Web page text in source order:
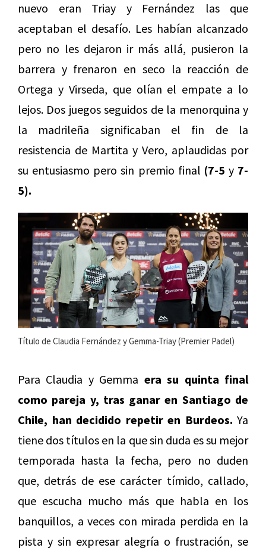
nuevo eran Triay y Fernández las que
aceptaban el desafío. Les habían alcanzado
pero no les dejaron ir más allá, pusieron la
barrera y frenaron en seco la reacción de
Ortega y Virseda, que olían el empate a lo
lejos. Dos juegos seguidos de la menorquina y
la madrileña significaban el fin de la
resistencia de Martita y Vero, aplaudidas por
su entusiasmo pero sin premio final (7-5 y 7-
5).
Título de Claudia Fernández y Gemma-Triay (Premier Padel)
Para Claudia y Gemma era su quinta final
como pareja y, tras ganar en Santiago de
Chile, han decidido repetir en Burdeos. Ya
tiene dos títulos en la que sin duda es su mejor
temporada hasta la fecha, pero no duden
que, detrás de ese carácter tímido, callado,
que escucha mucho más que habla en los
banquillos, a veces con mirada perdida en la
pista y sin expresar alegría o frustración, se